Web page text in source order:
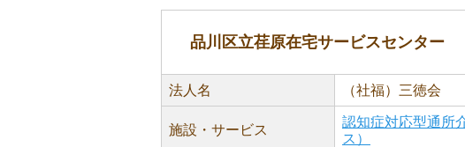
品川区立荏原在宅サービスセンター
法人名 （社福）三徳会
施設・サービス
認知症対応型通所
ス）